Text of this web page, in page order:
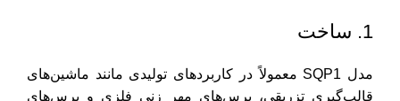
1. ساخت
مدل SQP1 معمولاً در کاربردهای تولیدی مانند ماشین‌های
قالب‌گیری تزریقی، پرس‌های مهر زنی فلزی و پرس‌های